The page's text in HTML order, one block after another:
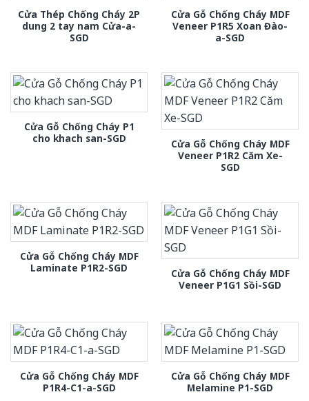
Cửa Thép Chống Cháy 2P
dung 2 tay nam Cửa-a-
SGD
Cửa Gỗ Chống Cháy MDF
Veneer P1R5 Xoan Đào-
a-SGD
Cửa Gỗ Chống Cháy P1
cho khach san-SGD
Cửa Gỗ Chống Cháy MDF
Veneer P1R2 Căm Xe-
SGD
Cửa Gỗ Chống Cháy MDF
Laminate P1R2-SGD
Cửa Gỗ Chống Cháy MDF
Veneer P1G1 Sồi-SGD
Cửa Gỗ Chống Cháy MDF
P1R4-C1-a-SGD
Cửa Gỗ Chống Cháy MDF
Melamine P1-SGD